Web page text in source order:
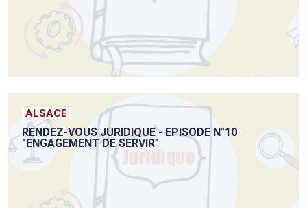
ALSACE
RENDEZ-VOUS JURIDIQUE - EPISODE N°10
"ENGAGEMENT DE SERVIR"